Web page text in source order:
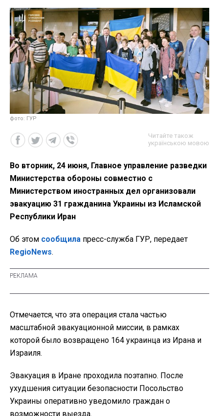
фото: ГУР
Читайте також
українською мовою
Во вторник, 24 июня, Главное управление разведки
Министерства обороны совместно с
Министерством иностранных дел организовали
эвакуацию 31 гражданина Украины из Исламской
Республики Иран
Об этом сообщила пресс-служба ГУР, передает
RegioNews.
Отмечается, что эта операция стала частью
масштабной эвакуационной миссии, в рамках
которой было возвращено 164 украинца из Ирана и
Израиля.
Эвакуация в Иране проходила поэтапно. После
ухудшения ситуации безопасности Посольство
Украины оперативно уведомило граждан о
возможности выезда.